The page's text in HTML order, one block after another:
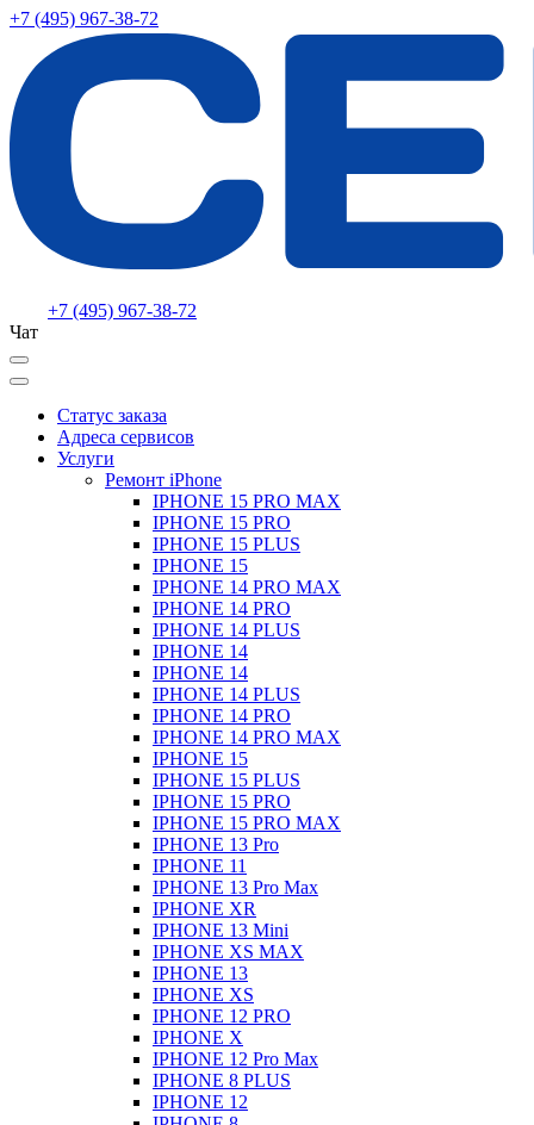
+7 (495) 967-38-72
+7 (495) 967-38-72
Чат
Статус заказа
Адреса сервисов
Услуги
Ремонт iPhone
IPHONE 15 PRO MAX
IPHONE 15 PRO
IPHONE 15 PLUS
IPHONE 15
IPHONE 14 PRO MAX
IPHONE 14 PRO
IPHONE 14 PLUS
IPHONE 14
IPHONE 14
IPHONE 14 PLUS
IPHONE 14 PRO
IPHONE 14 PRO MAX
IPHONE 15
IPHONE 15 PLUS
IPHONE 15 PRO
IPHONE 15 PRO MAX
IPHONE 13 Pro
IPHONE 11
IPHONE 13 Pro Max
IPHONE XR
IPHONE 13 Mini
IPHONE XS MAX
IPHONE 13
IPHONE XS
IPHONE 12 PRO
IPHONE X
IPHONE 12 Pro Max
IPHONE 8 PLUS
IPHONE 12